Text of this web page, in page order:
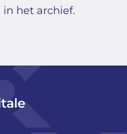
in het archief.